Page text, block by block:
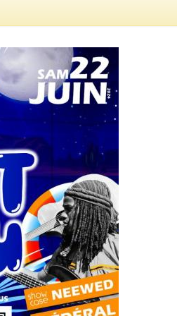
SOCIAL-SOLIDARITÉ
Le Centre Communal
Les aides sociales
Logement
Antenne Municipale de
Cohésion Sociale
Epicerie sociale et solidaire
Bornes de collecte de l'ACISE
local des jeunes
scolaire
maternelles et primaire
de loisirs - ALSH
famille
ENFANCE
maternelles